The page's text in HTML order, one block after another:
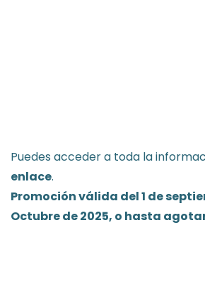
Puedes acceder a toda la
enlace.
Promoción válida del 1 de
Octubre de 2025, o hasta